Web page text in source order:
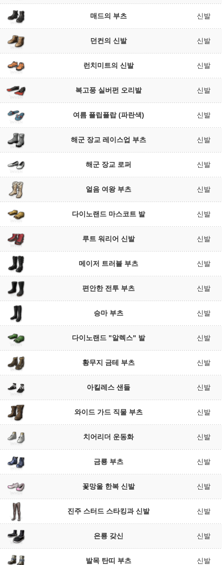
매드의 부츠 신발
던컨의 신발 신발
런치미트의 신발 신발
복고풍 실버펀 오리발 신발
여름 플립플랍 (파란색) 신발
해군 장교 레이스업 부츠 신발
해군 장교 로퍼 신발
얼음 여왕 부츠 신발
다이노랜드 마스코트 발 신발
루트 워리어 신발 신발
메이저 트러블 부츠 신발
편안한 전투 부츠 신발
승마 부츠 신발
다이노랜드 "알렉스" 발 신발
황무지 금테 부츠 신발
아킬레스 샌들 신발
와이드 가드 직물 부츠 신발
치어리더 운동화 신발
금룡 부츠 신발
꽃망울 한복 신발 신발
진주 스터드 스타킹과 신발 신발
은룡 갖신 신발
발목 탄띠 부츠 신발